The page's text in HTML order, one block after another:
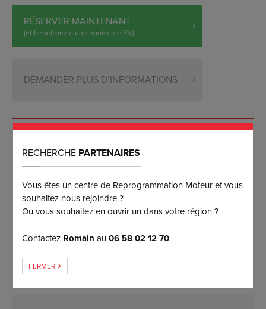
RÉSERVER MAINTENANT
(et bénéficiez d’une remise de 5%)
DEMANDER PLUS D’INFORMATIONS
de puissance
Les meilleurs résultats disponibles sur le marché à
ce jour
Garantie logicielle 5 ans pour notre client
RECHERCHE PARTENAIRES
Vous êtes un centre de Reprogrammation Moteur et vous
souhaitez nous rejoindre ?
Ou vous souhaitez en ouvrir un dans votre région ?
Contactez Romain au06 58 02 12 70.
FERMER